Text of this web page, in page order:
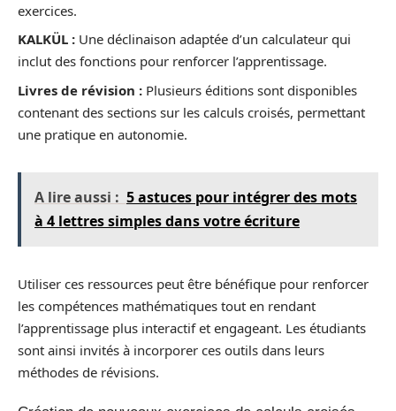
exercices.
KALKÜL : Une déclinaison adaptée d’un calculateur qui
inclut des fonctions pour renforcer l’apprentissage.
Livres de révision : Plusieurs éditions sont disponibles
contenant des sections sur les calculs croisés, permettant
une pratique en autonomie.
A lire aussi : 5 astuces pour intégrer des mots
à 4 lettres simples dans votre écriture
Utiliser ces ressources peut être bénéfique pour renforcer
les compétences mathématiques tout en rendant
l’apprentissage plus interactif et engageant. Les étudiants
sont ainsi invités à incorporer ces outils dans leurs
méthodes de révisions.